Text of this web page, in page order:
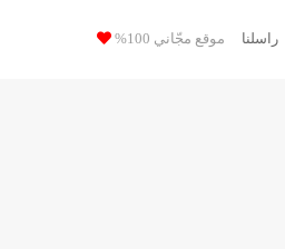
موقع مجّاني 100% راسلنا